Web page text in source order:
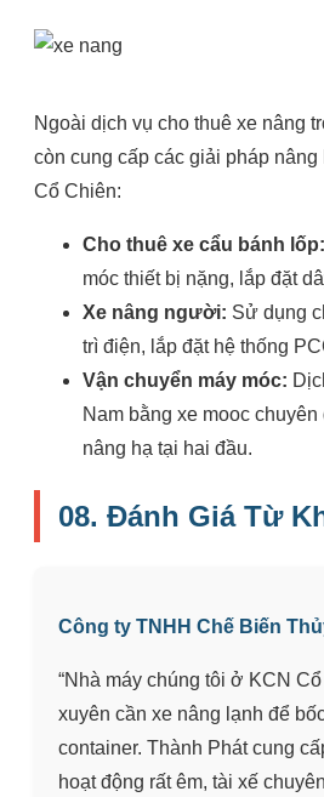
Ngoài dịch vụ cho thuê xe nâng
còn cung cấp các giải pháp nâng
Cổ Chiên:
Cho thuê xe cẩu bánh lốp:
móc thiết bị nặng, lắp đặt
Xe nâng người: Sử dụng
trì điện, lắp đặt hệ thống
Vận chuyển máy móc:
Nam bằng xe mooc
nâng hạ tại hai đầu.
08. Đánh Giá Từ
Công ty TNHH Chế Biến
“Nhà máy chúng tôi ở KCN
xuyên cần xe nâng lạnh để
container. Thành Phát cung
hoạt động rất êm, tài xế